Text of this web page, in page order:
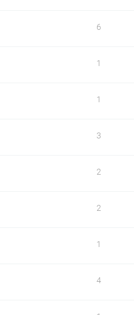
6
1
1
3
2
2
1
4